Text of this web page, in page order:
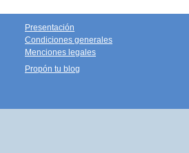
Presentación
Condiciones generales
Menciones legales
Propón tu blog